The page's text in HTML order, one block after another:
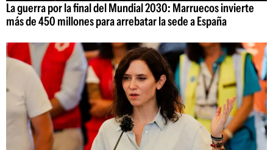
La guerra por la final del Mundial 2030: Marruecos invierte
más de 450 millones para arrebatar la sede a España